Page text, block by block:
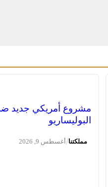
مشروع أمريكي جديد
البوليساريو
مملكتنا/أغسطس 9, 2026